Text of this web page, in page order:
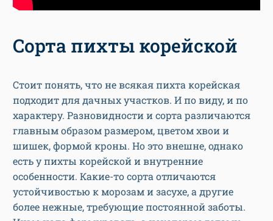
Сорта пихты корейской
Стоит понять, что не всякая пихта корейская
подходит для дачных участков. И по виду, и по
характеру. Разновидности и сорта различаются
главным образом размером, цветом хвои и
шишек, формой кроны. Но это внешне, однако
есть у пихты корейской и внутренние
особенности. Какие-то сорта отличаются
устойчивостью к морозам и засухе, а другие
более нежные, требующие постоянной заботы.